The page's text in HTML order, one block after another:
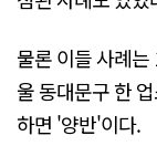
물론 이들 사례
울 동대문구 한
하면 '양반'이다.